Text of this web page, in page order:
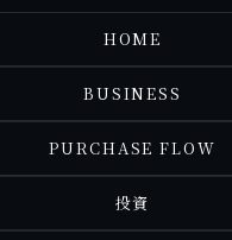
HOME
BUSINESS
PURCHASE FLOW
投資